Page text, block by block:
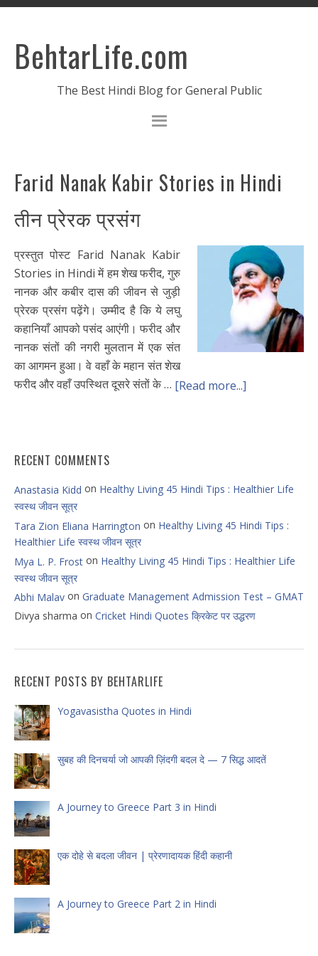
BehtarLife.com
The Best Hindi Blog for General Public
Farid Nanak Kabir Stories in Hindi
तीन प्रेरक प्रसंग
प्रस्तुत पोस्ट Farid Nanak Kabir
Stories in Hindi में हम शेख फरीद, गुरु
नानक और कबीर दास की जीवन से जुड़ी
प्रेरक प्रसंग पढ़ेंगे। उम्मीद है कि ये लघु
कहानियाँ आपको पसंद आएंगी। फरीद और
नानक संतों की नगरी मुलतान में एक संत
का आगमन हुआ। वे वहाँ के महान संत शेख
फरीद और वहाँ उपस्थित दूसरे संतों के … [Read more...]
RECENT COMMENTS
Anastasia Kidd on Healthy Living 45 Hindi Tips : Healthier Life
स्वस्थ जीवन सूत्र
Tara Zion Eliana Harrington on Healthy Living 45 Hindi Tips :
Healthier Life स्वस्थ जीवन सूत्र
Mya L. P. Frost on Healthy Living 45 Hindi Tips : Healthier Life
स्वस्थ जीवन सूत्र
Abhi Malav on Graduate Management Admission Test – GMAT
Divya sharma on Cricket Hindi Quotes क्रिकेट पर उद्धरण
RECENT POSTS BY BEHTARLIFE
Yogavasistha Quotes in Hindi
सुबह की दिनचर्या जो आपकी ज़िंदगी बदल दे — 7 सिद्ध आदतें
A Journey to Greece Part 3 in Hindi
एक दोहे से बदला जीवन | प्रेरणादायक हिंदी कहानी
A Journey to Greece Part 2 in Hindi